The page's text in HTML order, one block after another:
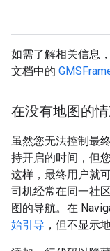
如需了解相关信息
文档中的
在没有地图的
虽然您无法控制最
持开启的时间，但
这样，最终用户就
司机经常在同一社
图的导航。在
始引导 ，但不显示